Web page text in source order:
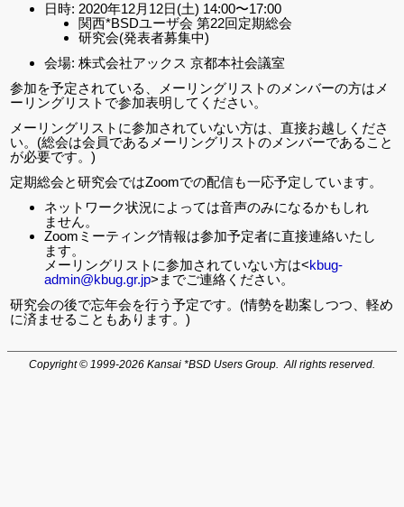
日時: 2020年12月12日(土) 14:00〜17:00
関西*BSDユーザ会 第22回定期総会
研究会(発表者募集中)
会場: 株式会社アックス 京都本社会議室
参加を予定されている、メーリングリストのメンバーの方はメ
ーリングリストで参加表明してください。
メーリングリストに参加されていない方は、直接お越しくださ
い。(総会は会員であるメーリングリストのメンバーであること
が必要です。)
定期総会と研究会ではZoomでの配信も一応予定しています。
ネットワーク状況によっては音声のみになるかもしれ
ません。
Zoomミーティング情報は参加予定者に直接連絡いたし
ます。
メーリングリストに参加されていない方は<kbug-
admin@kbug.gr.jp>までご連絡ください。
研究会の後で忘年会を行う予定です。(情勢を勘案しつつ、軽め
に済ませることもあります。)
Copyright © 1999-2026 Kansai *BSD Users Group. All rights reserved.